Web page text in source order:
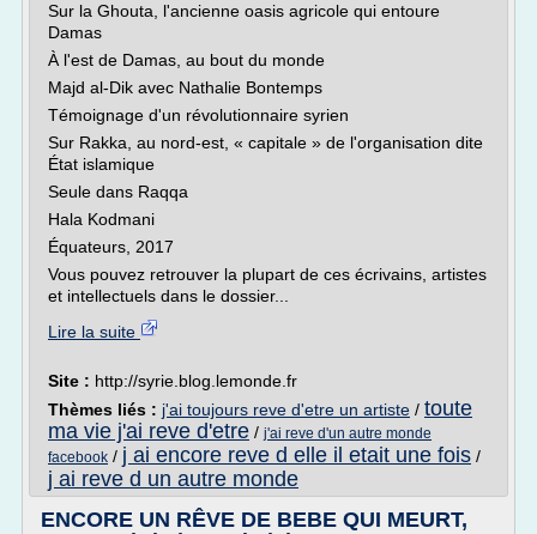
Sur la Ghouta, l'ancienne oasis agricole qui entoure
Damas
À l'est de Damas, au bout du monde
Majd al-Dik avec Nathalie Bontemps
Témoignage d'un révolutionnaire syrien
Sur Rakka, au nord-est, « capitale » de l'organisation dite
État islamique
Seule dans Raqqa
Hala Kodmani
Équateurs, 2017
Vous pouvez retrouver la plupart de ces écrivains, artistes
et intellectuels dans le dossier...
Lire la suite
Site : http://syrie.blog.lemonde.fr
Thèmes liés : j'ai toujours reve d'etre un artiste / toute
ma vie j'ai reve d'etre / j'ai reve d'un autre monde
facebook / j ai encore reve d elle il etait une fois /
j ai reve d un autre monde
ENCORE UN RÊVE DE BEBE QUI MEURT,